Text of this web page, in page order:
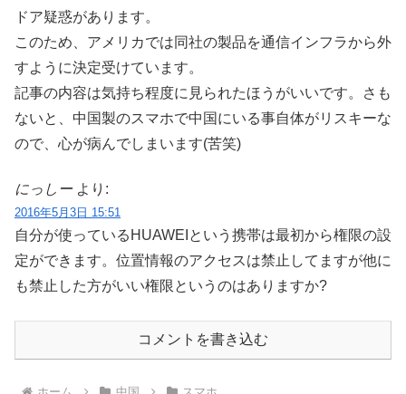
ドア疑惑があります。
このため、アメリカでは同社の製品を通信インフラから外
すように決定受けています。
記事の内容は気持ち程度に見られたほうがいいです。さも
ないと、中国製のスマホで中国にいる事自体がリスキーな
ので、心が病んでしまいます(苦笑)
にっしー より:
2016年5月3日 15:51
自分が使っているHUAWEIという携帯は最初から権限の設
定ができます。位置情報のアクセスは禁止してますが他に
も禁止した方がいい権限というのはありますか?
コメントを書き込む